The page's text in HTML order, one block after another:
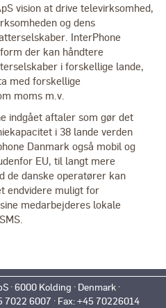
vision at drive televirksomhed,
og dens
InterPhone
der kan håndtere
i forskellige lande,
med forskellige
moms m.v.
indgået aftaler som gør det
i 38 lande verden
Danmark også mobil og
EU, til langt mere
de danske operatører kan
endvidere muligt for
medarbejderes lokale
· 6000 Kolding · Denmark ·
7022 6007 · Fax: +45 70226014